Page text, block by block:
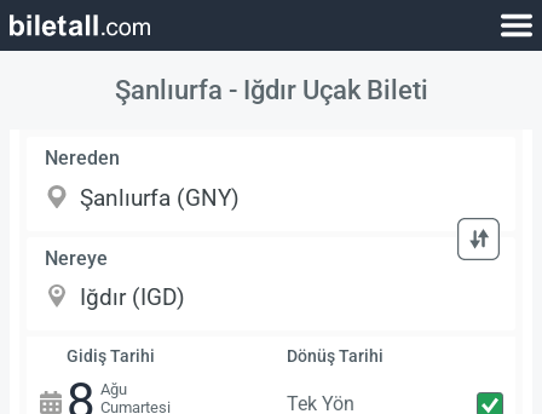
Şanlıurfa - Iğdır Uçak Bileti
Nereden
Nereye
Gidiş Tarihi
8 Ağu
Cumartesi
Dönüş Tarihi
Tek Yön